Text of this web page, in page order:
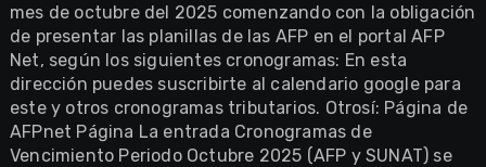
mes de octubre del 2025 comenzando con la obligación
de presentar las planillas de las AFP en el portal AFP
Net, según los siguientes cronogramas: En esta
dirección puedes suscribirte al calendario google para
este y otros cronogramas tributarios. Otrosí: Página de
AFPnet Página La entrada Cronogramas de
Vencimiento Periodo Octubre 2025 (AFP y SUNAT) se